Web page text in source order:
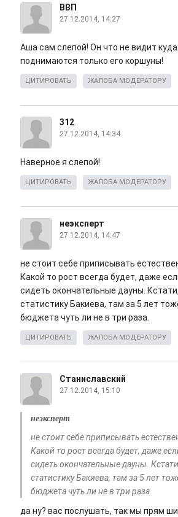
ВВП
27.12.2014, 14:27
Аша сам слепой! Он что не видит
поднимаются только его коршуны!
ЦИТИРОВАТЬ ЖАЛОБА МОДЕРАТОРУ
312
27.12.2014, 14:34
Наверное я слепой!
ЦИТИРОВАТЬ ЖАЛОБА МОДЕРАТОРУ
неэксперт
27.12.2014, 14:47
не стоит себе приписывать
Какой то рост всегда будет, даже
сидеть окончательные дауны.
статистику Бакиева, там за 5 лет
бюджета чуть ли не в три раза.
ЦИТИРОВАТЬ ЖАЛОБА МОДЕРАТОРУ
Станиславский
27.12.2014, 15:10
неэксперт
не стоит себе приписывать
Какой то рост всегда будет, даже
сидеть окончательные дауны.
статистику Бакиева, там за 5 лет
бюджета чуть ли не в три раза.
да ну? вас послушать, так мы прям